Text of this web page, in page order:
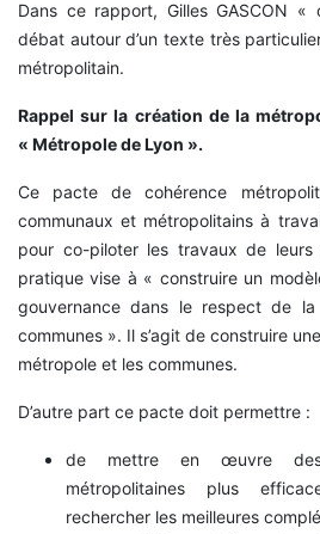
Dans ce rapport, Gilles GASCON
débat autour d’un texte très
métropolitain.
Rappel sur la création de la
« Métropole de Lyon ».
Ce pacte de cohérence
communaux et métropolitains à
pour co-piloter les travaux de leurs
pratique vise à « construire un
gouvernance dans le respect de
communes ». Il s’agit de construire
métropole et les communes.
D’autre part ce pacte doit permettre :
de mettre en œuvre des
métropolitaines plus
rechercher les meilleures